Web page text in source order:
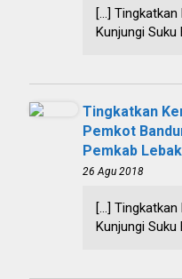
[…] Tingkatkan
Kunjungi Suku
Tingkatkan
Pemkot
Pemkab Lebak
26 Agu 2018
[…] Tingkatkan
Kunjungi Suku